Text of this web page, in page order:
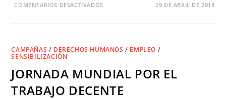
COMENTARIOS DESACTIVADOS 29 DE ABRIL DE 2018
CAMPAÑAS / DERECHOS HUMANOS / EMPLEO /
SENSIBILIZACIÓN
JORNADA MUNDIAL POR EL
TRABAJO DECENTE